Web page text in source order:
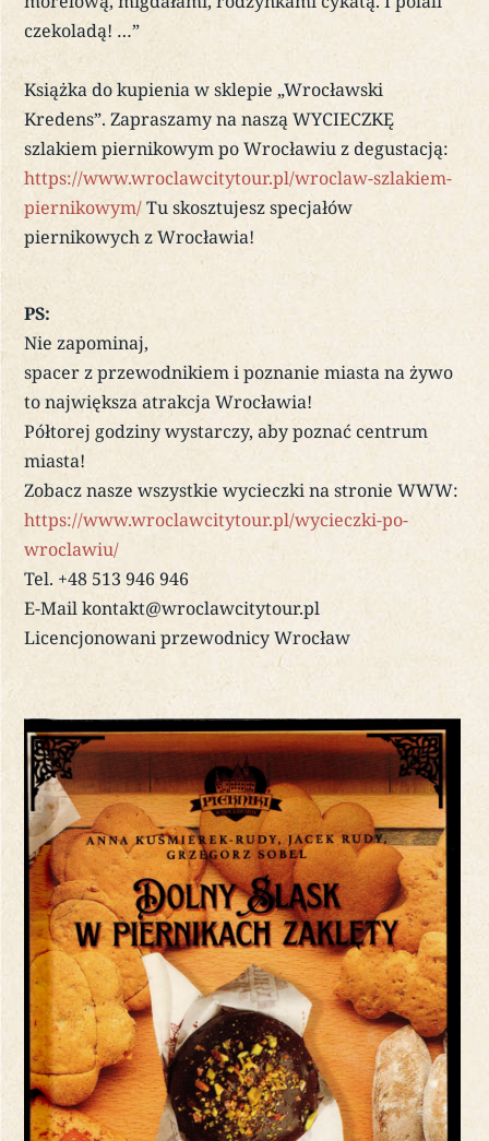
czekoladą! …”
Książka do kupienia w sklepie „Wrocławski
Kredens”. Zapraszamy na naszą WYCIECZKĘ
szlakiem piernikowym po Wrocławiu z degustacją:
https://www.wroclawcitytour.pl/wroclaw-szlakiem-
piernikowym/Tu skosztujesz specjałów
piernikowych z Wrocławia!
PS:
Nie zapominaj,
spacer z przewodnikiem i poznanie miasta na żywo
to największa atrakcja Wrocławia!
Półtorej godziny wystarczy, aby poznać centrum
miasta!
Zobacz nasze wszystkie wycieczki na stronie WWW:
https://www.wroclawcitytour.pl/wycieczki-po-
wroclawiu/
Tel. +48 513 946 946
E-Mail kontakt@wroclawcitytour.pl
Licencjonowani przewodnicy Wrocław